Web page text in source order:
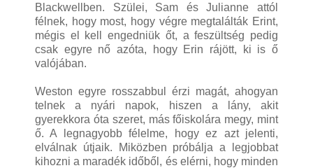
Blackwellben. Szülei, Sam és Julianne attól
félnek, hogy most, hogy végre megtalálták Erint,
mégis el kell engedniük őt, a feszültség pedig
csak egyre nő azóta, hogy Erin rájött, ki is ő
valójában.
Weston egyre rosszabbul érzi magát, ahogyan
telnek a nyári napok, hiszen a lány, akit
gyerekkora óta szeret, más főiskolára megy, mint
ő. A legnagyobb félelme, hogy ez azt jelenti,
elválnak útjaik. Miközben próbálja a legjobbat
kihozni a maradék időből, és elérni, hogy minden